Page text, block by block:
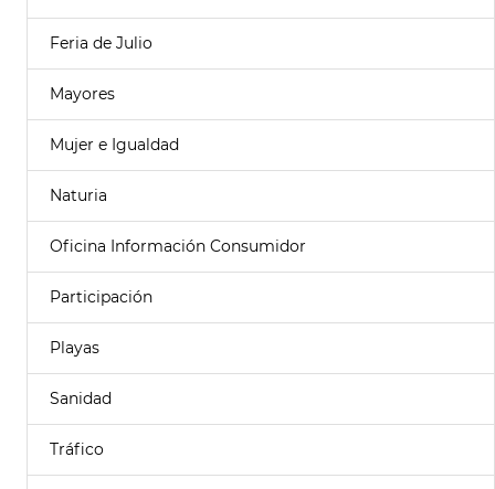
Feria de Julio
Mayores
Mujer e Igualdad
Naturia
Oficina Información Consumidor
Participación
Playas
Sanidad
Tráfico